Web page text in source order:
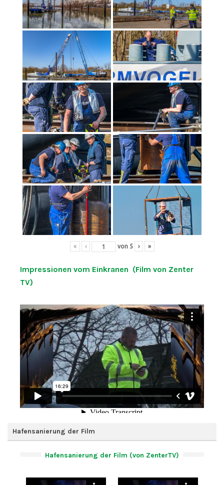
« ‹ von 5 › »
Impressionen vom Einkranen (Film von Zenter
TV)
Hafensanierung der Film
Hafensanierung der Film (von ZenterTV)